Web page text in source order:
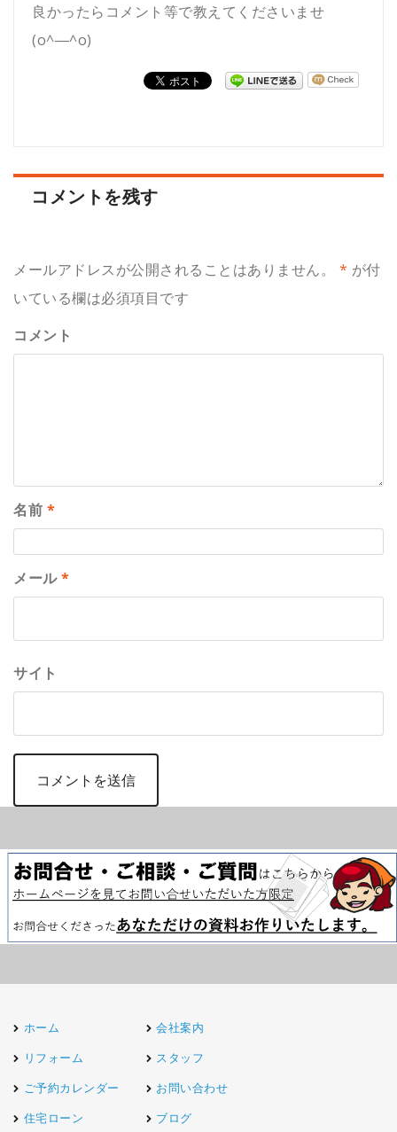
良かったらコメント等で教えてくださいませ
(o^―^o)
コメントを残す
メールアドレスが公開されることはありません。 * が付
いている欄は必須項目です
コメント
名前 *
メール*
サイト
ホーム
リフォーム
ご予約カレンダー
住宅ローン
会社案内
スタッフ
お問い合わせ
ブログ